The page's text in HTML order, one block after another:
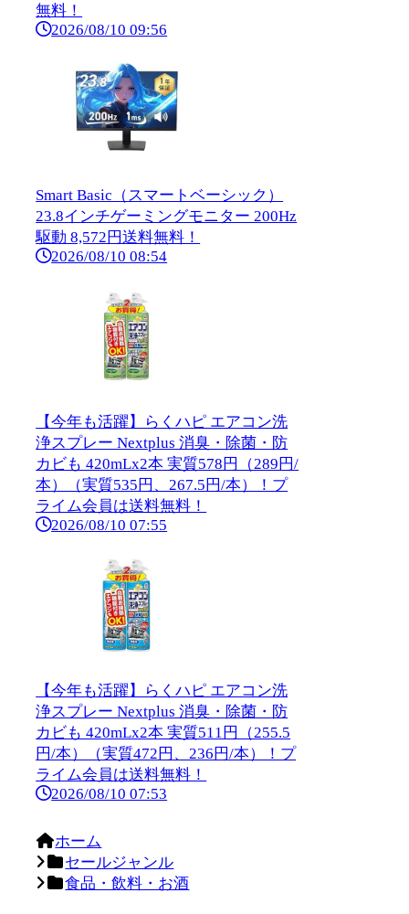
無料！
2026/08/10 09:56
Smart Basic（スマートベーシック）
23.8インチゲーミングモニター 200Hz
駆動 8,572円送料無料！
2026/08/10 08:54
【今年も活躍】らくハピ エアコン洗
浄スプレー Nextplus 消臭・除菌・防
カビも 420mLx2本 実質578円（289円/
本）（実質535円、267.5円/本）！プ
ライム会員は送料無料！
2026/08/10 07:55
【今年も活躍】らくハピ エアコン洗
浄スプレー Nextplus 消臭・除菌・防
カビも 420mLx2本 実質511円（255.5
円/本）（実質472円、236円/本）！プ
ライム会員は送料無料！
2026/08/10 07:53
ホーム
セールジャンル
食品・飲料・お酒